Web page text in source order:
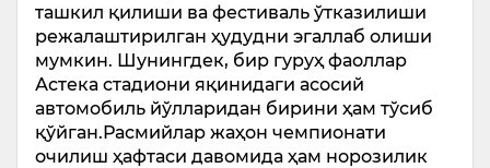
ташкил қилиши ва фестиваль ўтказилиши
режалаштирилган ҳудудни эгаллаб олиши
мумкин. Шунингдек, бир гуруҳ фаоллар
Астека стадиони яқинидаги асосий
автомобиль йўлларидан бирини ҳам тўсиб
қўйган.Расмийлар жаҳон чемпионати
очилиш ҳафтаси давомида ҳам норозилик